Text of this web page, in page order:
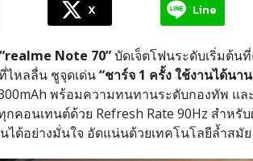
X Line
Note 70”บัดเจ็ตโฟนระดับเริ่มต้นที่
ไหลลื่น ชูจุดเด่น“ชาร์จ 1 ครั้ง ใช้งานได้นา
พร้อมความทนทานระดับกองทัพ แ
คอนเทนต์ด้วย Refresh Rate 90Hz สำห
ได้อย่างมั่นใจ อัดแน่นด้วยเทคโนโลยีล้ำสมั